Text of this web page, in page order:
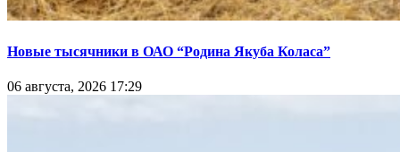
Новые тысячники в ОАО “Родина Якуба Коласа”
06 августа, 2026 17:29